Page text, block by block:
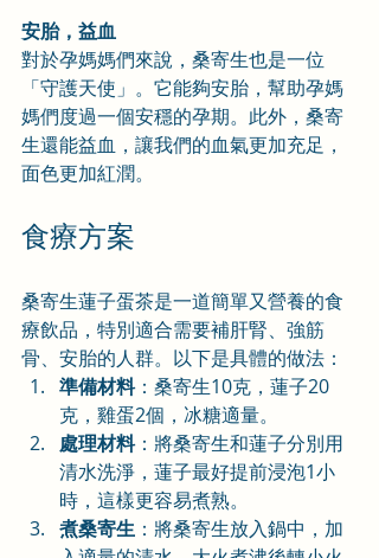
安胎，益血
對於孕媽媽們來說，桑寄生也是一位
「守護天使」。它能夠安胎，幫助孕媽
媽們度過一個安穩的孕期。此外，桑寄
生還能益血，讓我們的血氣更加充足，
面色更加紅潤。
食療方案
桑寄生蓮子蛋茶是一道簡單又營養的食
療飲品，特別適合需要補肝腎、強筋
骨、安胎的人群。以下是具體的做法：
準備材料：桑寄生10克，蓮子20
克，雞蛋2個，冰糖適量。
處理材料：將桑寄生和蓮子分別用
清水洗淨，蓮子最好提前浸泡1小
時，這樣更容易煮熟。
煮桑寄生 ：將桑寄生放入鍋中，加